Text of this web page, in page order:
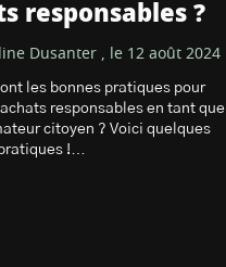
responsables ?
Dusanter , le 12 août 2024
les bonnes pratiques pour
responsables en tant que
citoyen ? Voici quelques
!…